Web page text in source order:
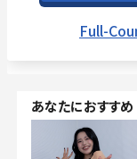
あなたにおすすめ